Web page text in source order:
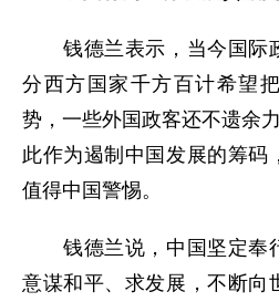
钱德兰表示，当今国际
分西方国家千方百计希望
势，一些外国政客还不遗余
此作为遏制中国发展的筹码
值得中国警惕。
钱德兰说，中国坚定奉
意谋和平、求发展，不断向